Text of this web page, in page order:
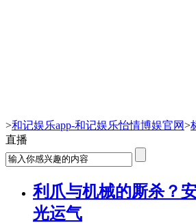
>和记娱乐app-和记娱乐怡情博娱官网>
直播
利爪与机械的厮杀？
光运气